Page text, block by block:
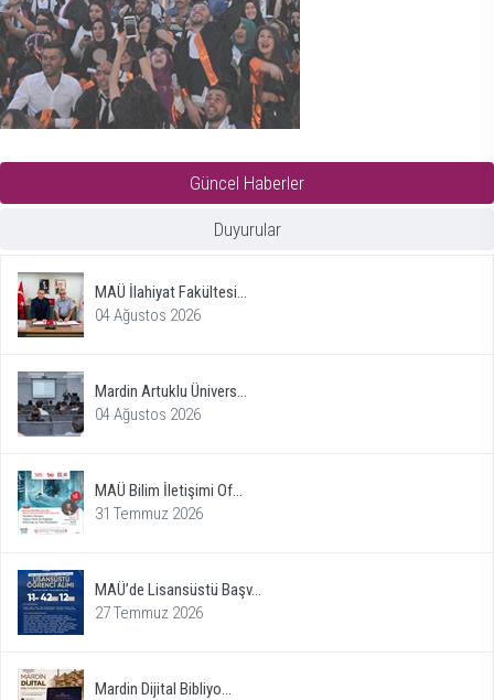
Güncel Haberler
Duyurular
MAÜ İlahiyat Fakültesi...
04 Ağustos 2026
Mardin Artuklu Ünivers...
04 Ağustos 2026
MAÜ Bilim İletişimi Of...
31 Temmuz 2026
MAÜ’de Lisansüstü Başv...
27 Temmuz 2026
Mardin Dijital Bibliyo...